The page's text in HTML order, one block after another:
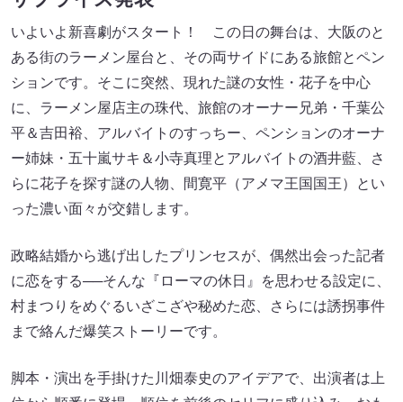
いよいよ新喜劇がスタート！ この日の舞台は、大阪のと
ある街のラーメン屋台と、その両サイドにある旅館とペン
ションです。そこに突然、現れた謎の女性・花子を中心
に、ラーメン屋店主の珠代、旅館のオーナー兄弟・千葉公
平＆吉田裕、アルバイトのすっちー、ペンションのオーナ
ー姉妹・五十嵐サキ＆小寺真理とアルバイトの酒井藍、さ
らに花子を探す謎の人物、間寛平（アメマ王国国王）とい
った濃い面々が交錯します。
政略結婚から逃げ出したプリンセスが、偶然出会った記者
に恋をする──そんな『ローマの休日』を思わせる設定に、
村まつりをめぐるいざこざや秘めた恋、さらには誘拐事件
まで絡んだ爆笑ストーリーです。
脚本・演出を手掛けた川畑泰史のアイデアで、出演者は上